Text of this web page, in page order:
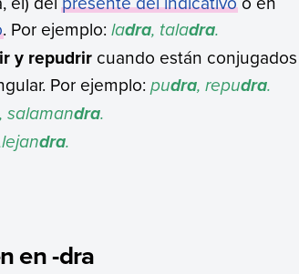
. Por ejemplo: ladra, taladra.
y repudrir cuando están conjugados
Por ejemplo: pudra, repudra.
, salamandra.
dra.
en -dra